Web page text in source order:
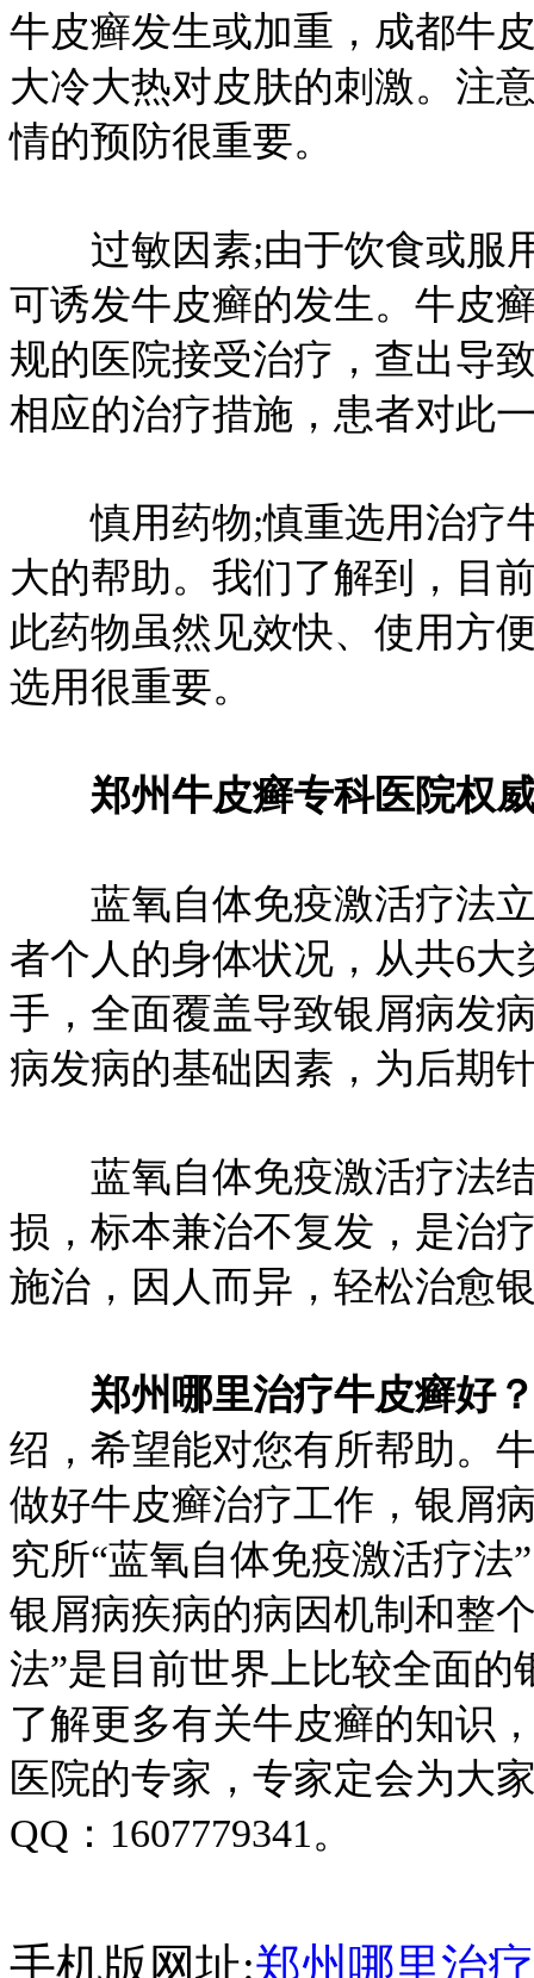
牛皮癣发生或加重，成都牛
大冷大热对皮肤的刺激。注
情的预防很重要。
过敏因素;由于饮食或服用
可诱发牛皮癣的发生。牛皮
规的医院接受治疗，查出导
相应的治疗措施，患者对此
慎用药物;慎重选用治疗牛
大的帮助。我们了解到，目
此药物虽然见效快、使用方
选用很重要。
郑州牛皮癣专科医院权
蓝氧自体免疫激活疗法立
者个人的身体状况，从共6
手，全面覆盖导致银屑病发
病发病的基础因素，为后期
蓝氧自体免疫激活疗法结
损，标本兼治不复发，是治
施治，因人而异，轻松治愈
郑州哪里治疗牛皮癣好
绍，希望能对您有所帮助。
做好牛皮癣治疗工作，银屑
究所“蓝氧自体免疫激活疗
银屑病疾病的病因机制和整
法”是目前世界上比较全面
了解更多有关牛皮癣的知识
医院的专家，专家定会为大
QQ：1607779341。
手机版网址:郑州哪里治